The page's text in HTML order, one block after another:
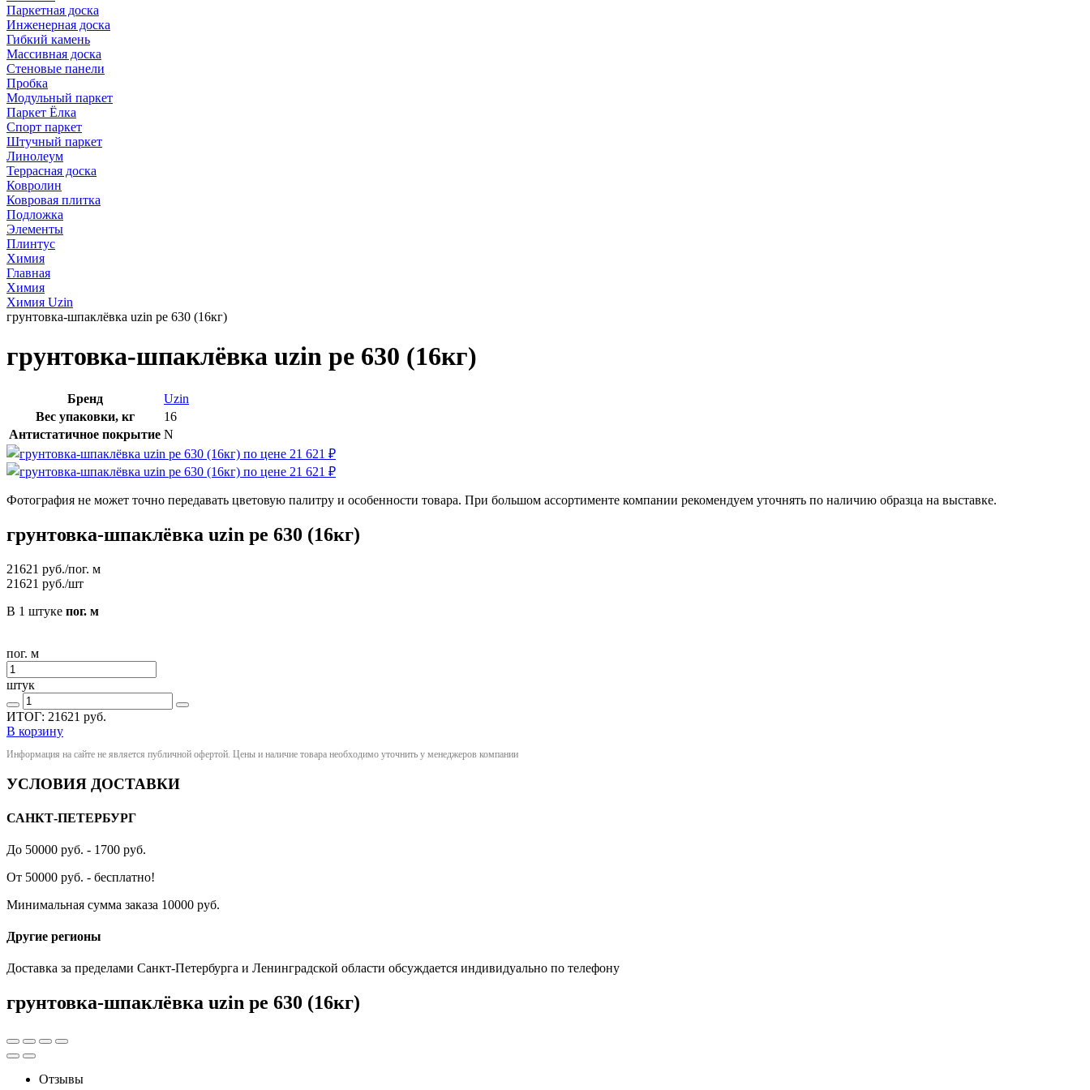
Паркетная доска
Инженерная доска
Гибкий камень
Массивная доска
Стеновые панели
Пробка
Модульный паркет
Паркет Ёлка
Спорт паркет
Штучный паркет
Линолеум
Террасная доска
Ковролин
Ковровая плитка
Подложка
Элементы
Плинтус
Химия
Главная
Химия
Химия Uzin
грунтовка-шпаклёвка uzin pe 630 (16кг)
грунтовка-шпаклёвка uzin pe 630 (16кг)
Бренд
Uzin
Вес упаковки, кг
16
Антистатичное покрытие N
Фотография не может точно передавать цветовую палитру и особенности товара. При большом ассортименте компании рекомендуем уточнять по наличию образца на выставке.
грунтовка-шпаклёвка uzin pe 630 (16кг)
21621 руб./пог. м
21621 руб./шт
В 1 штуке пог. м
пог. м
штук
ИТОГ: 21621 руб.
В корзину
Информация на сайте не является публичной офертой. Цены и наличие товара необходимо уточнить у менеджеров компании
УСЛОВИЯ ДОСТАВКИ
САНКТ-ПЕТЕРБУРГ
До 50000 руб. - 1700 руб.
От 50000 руб. - бесплатно!
Минимальная сумма заказа 10000 руб.
Другие регионы
Доставка за пределами Санкт-Петербурга и Ленинградской области обсуждается индивидуально по телефону
грунтовка-шпаклёвка uzin pe 630 (16кг)
Отзывы